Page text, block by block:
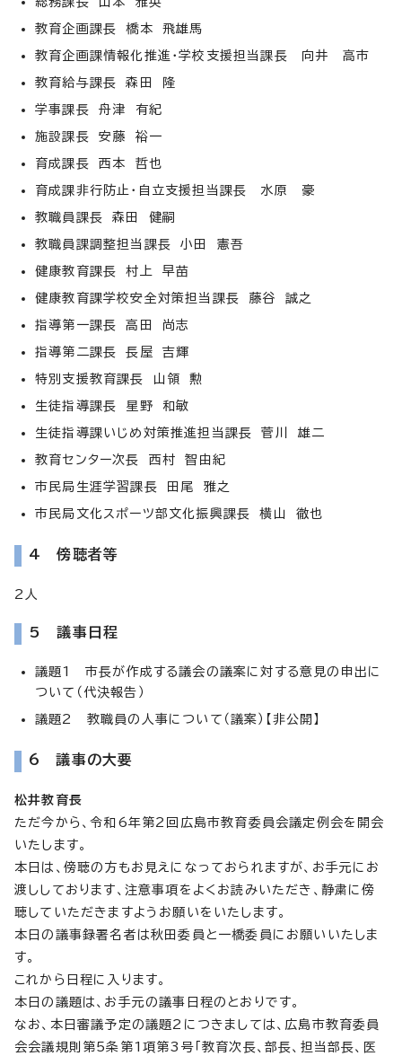
教育企画課長 橋本 飛雄馬
教育企画課情報化推進・学校支援担当課長 向井 高市
教育給与課長 森田 隆
学事課長 舟津 有紀
施設課長 安藤 裕一
育成課長 西本 哲也
育成課非行防止・自立支援担当課長 水原 豪
教職員課長 森田 健嗣
教職員課調整担当課長 小田 憲吾
健康教育課長 村上 早苗
健康教育課学校安全対策担当課長 藤谷 誠之
指導第一課長 高田 尚志
指導第二課長 長屋 吉輝
特別支援教育課長 山領 勲
生徒指導課長 星野 和敏
生徒指導課いじめ対策推進担当課長 菅川 雄二
教育センター次長 西村 智由紀
市民局生涯学習課長 田尾 雅之
市民局文化スポーツ部文化振興課長 横山 徹也
4 傍聴者等
2人
5 議事日程
議題1 市長が作成する議会の議案に対する意見の申出に
ついて（代決報告）
議題2 教職員の人事について（議案）【非公開】
6 議事の大要
松井教育長
ただ今から、令和6年第2回広島市教育委員会議定例会を開会
いたします。
本日は、傍聴の方もお見えになっておられますが、お手元にお
渡ししております、注意事項をよくお読みいただき、静粛に傍
聴していただきますようお願いをいたします。
本日の議事録署名者は秋田委員と一橋委員にお願いいたしま
す。
これから日程に入ります。
本日の議題は、お手元の議事日程のとおりです。
なお、本日審議予定の議題2につきましては、広島市教育委員
会会議規則第5条第1項第3号「教育次長、部長、担当部長、医